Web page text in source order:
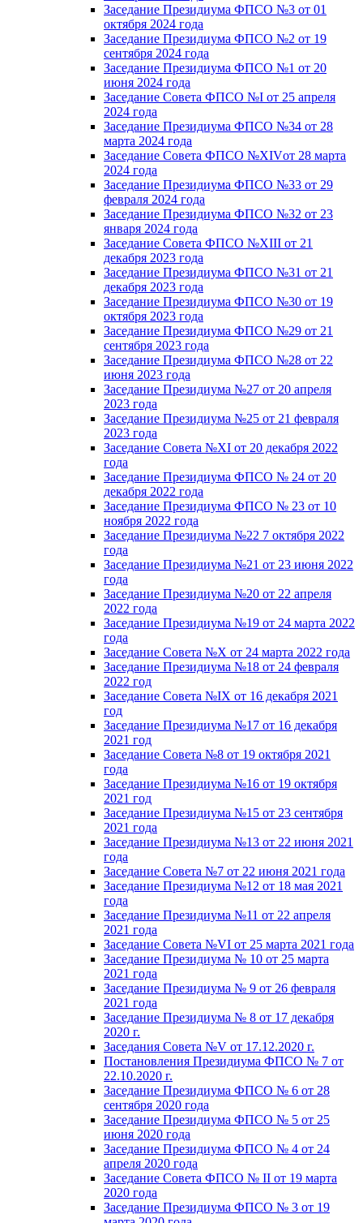
Заседание Президиума ФПСО №3 от 01
октября 2024 года
Заседание Президиума ФПСО №2 от 19
сентября 2024 года
Заседание Президиума ФПСО №1 от 20
июня 2024 года
Заседание Совета ФПСО №I от 25 апреля
2024 года
Заседание Президиума ФПСО №34 от 28
марта 2024 года
Заседание Совета ФПСО №XIVот 28 марта
2024 года
Заседание Президиума ФПСО №33 от 29
февраля 2024 года
Заседание Президиума ФПСО №32 от 23
января 2024 года
Заседание Совета ФПСО №XIII от 21
декабря 2023 года
Заседание Президиума ФПСО №31 от 21
декабря 2023 года
Заседание Президиума ФПСО №30 от 19
октября 2023 года
Заседание Президиума ФПСО №29 от 21
сентября 2023 года
Заседание Президиума ФПСО №28 от 22
июня 2023 года
Заседание Президиума №27 от 20 апреля
2023 года
Заседание Президиума №25 от 21 февраля
2023 года
Заседание Совета №XI от 20 декабря 2022
года
Заседание Президиума ФПСО № 24 от 20
декабря 2022 года
Заседание Президиума ФПСО № 23 от 10
ноября 2022 года
Заседание Президиума №22 7 октября 2022
года
Заседание Президиума №21 от 23 июня 2022
года
Заседание Президиума №20 от 22 апреля
2022 года
Заседание Президиума №19 от 24 марта 2022
года
Заседание Совета №X от 24 марта 2022 года
Заседание Президиума №18 от 24 февраля
2022 год
Заседание Совета №IX от 16 декабря 2021
год
Заседание Президиума №17 от 16 декабря
2021 год
Заседание Совета №8 от 19 октября 2021
года
Заседание Президиума №16 от 19 октября
2021 год
Заседание Президиума №15 от 23 сентября
2021 года
Заседание Президиума №13 от 22 июня 2021
года
Заседание Совета №7 от 22 июня 2021 года
Заседание Президиума №12 от 18 мая 2021
года
Заседание Президиума №11 от 22 апреля
2021 года
Заседание Совета №VI от 25 марта 2021 года
Заседание Президиума № 10 от 25 марта
2021 года
Заседание Президиума № 9 от 26 февраля
2021 года
Заседание Президиума № 8 от 17 декабря
2020 г.
Заседания Совета №V от 17.12.2020 г.
Постановления Президиума ФПСО № 7 от
22.10.2020 г.
Заседание Президиума ФПСО № 6 от 28
сентября 2020 года
Заседание Президиума ФПСО № 5 от 25
июня 2020 года
Заседание Президиума ФПСО № 4 от 24
апреля 2020 года
Заседание Совета ФПСО № II от 19 марта
2020 года
Заседание Президиума ФПСО № 3 от 19